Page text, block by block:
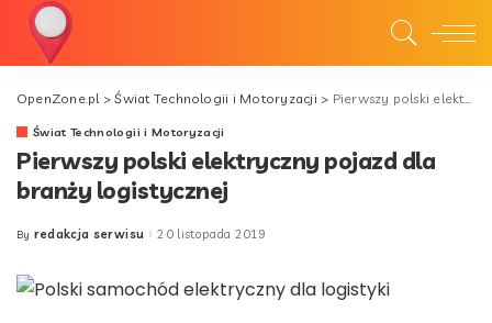
OpenZone.pl>Świat Technologii i Motoryzacji > Pierwszy polski elektryczny pojazd dla branży logistycznej
Świat Technologii i Motoryzacji
Pierwszy polski elektryczny pojazd dla
branży logistycznej
Posted
By redakcja serwisu 20 listopada 2019